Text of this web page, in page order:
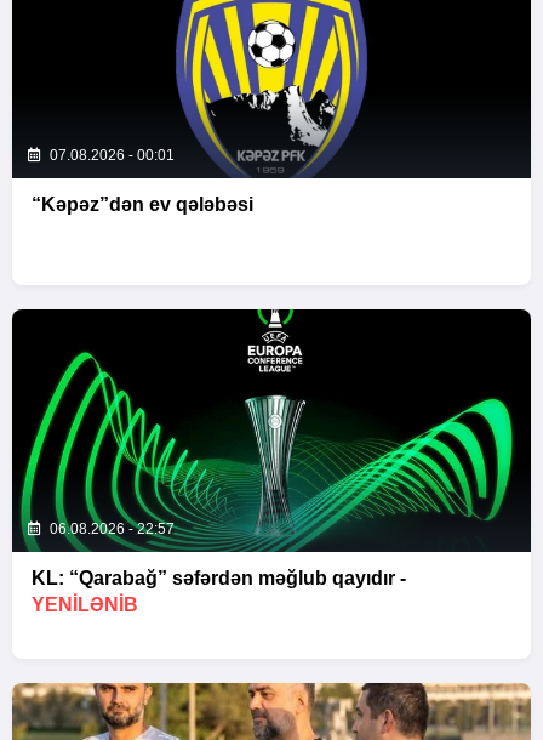
07.08.2026 - 00:01
“Kəpəz”dən ev qələbəsi
06.08.2026 - 22:57
KL: “Qarabağ” səfərdən məğlub qayıdır -
YENİLƏNİB